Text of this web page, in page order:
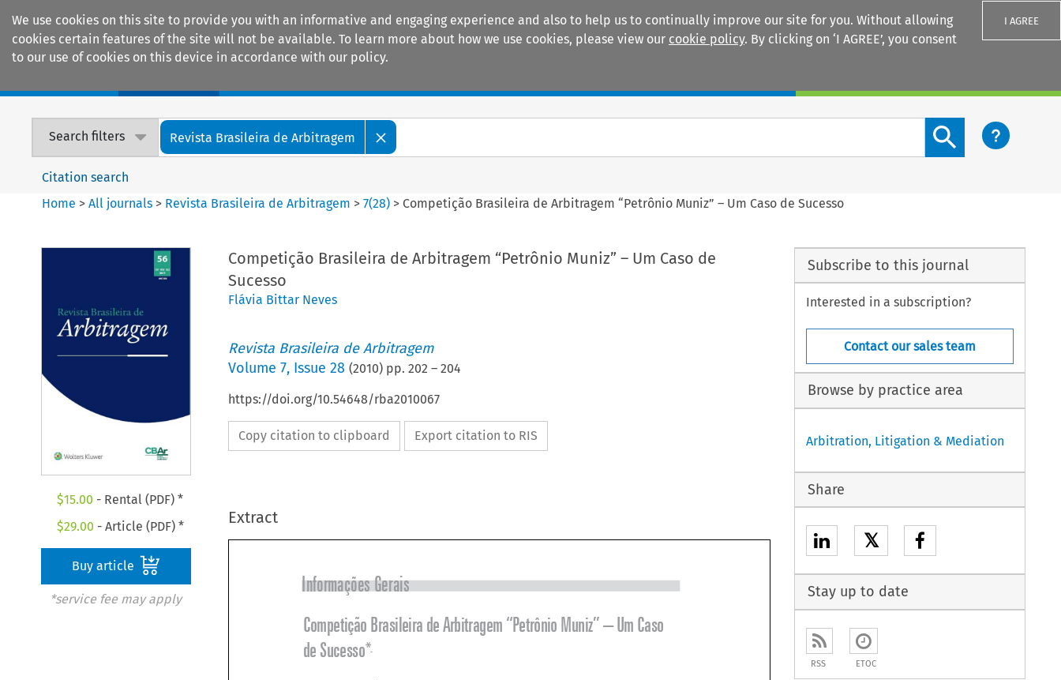
We use cookies on this site to provide you with an informative and engaging experience and also to help us to continually improve our site for you. Without allowing
cookies certain features of the site will not be available. To learn more about how we use cookies, please view our cookie policy. By clicking on ‘I AGREE’, you consent
to our use of cookies on this device in accordance with our policy.
I AGREE
Search filters Revista Brasileira de Arbitragem
Search content button
Citation search
Home >All journals > Revista Brasileira de Arbitragem >7(28) > Competição Brasileira de Arbitragem “Petrônio Muniz” – Um Caso de Sucesso
$15.00 - Rental (PDF) *
$29.00 - Article (PDF) *
Buy article
*service fee may apply
Competição Brasileira de Arbitragem “Petrônio Muniz” – Um Caso de
Sucesso
Flávia Bittar Neves
Revista Brasileira de Arbitragem
Volume 7, Issue 28 (2010) pp. 202 – 204
https://doi.org/10.54648/rba2010067
Copy citation to clipboard Export citation to RIS
Extract



Subscribe to this journal
Interested in a subscription?
Contact our sales team
Browse by practice area
Arbitration, Litigation & Mediation
Share
𝕏
Stay up to date
RSS ETOC